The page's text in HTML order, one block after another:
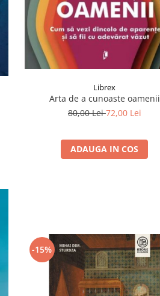
Librex
Arta de a cunoaste oamenii
80,00 Lei72,00 Lei
ADAUGA IN COS
-15%